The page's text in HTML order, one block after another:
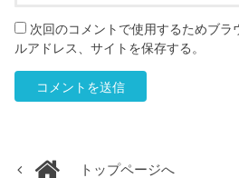
次回のコメントで使用するためブラ
ルアドレス、サイトを保存する。
トップページへ